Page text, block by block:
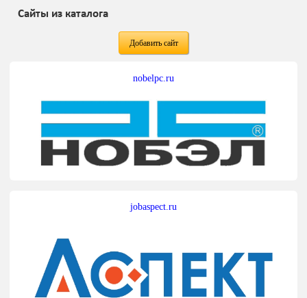
Сайты из каталога
Добавить сайт
nobelpc.ru
jobaspect.ru